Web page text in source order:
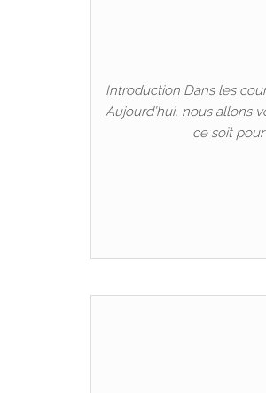
Introduction Dans les
Aujourd’hui, nous allons
ce soit